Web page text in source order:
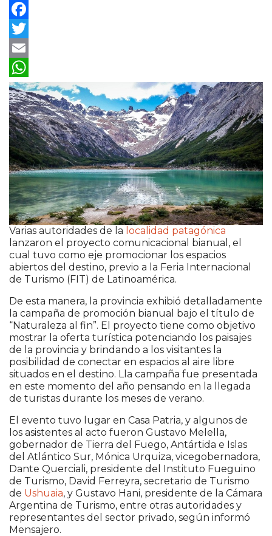
Facebook
Twitter
Email
WhatsApp
Varias autoridades de la localidad patagónica
lanzaron el proyecto comunicacional bianual, el
cual tuvo como eje promocionar los espacios
abiertos del destino, previo a la Feria Internacional
de Turismo (FIT) de Latinoamérica.
De esta manera, la provincia exhibió detalladamente
la campaña de promoción bianual bajo el título de
“Naturaleza al fin”. El proyecto tiene como objetivo
mostrar la oferta turística potenciando los paisajes
de la provincia y brindando a los visitantes la
posibilidad de conectar en espacios al aire libre
situados en el destino. Lla campaña fue presentada
en este momento del año pensando en la llegada
de turistas durante los meses de verano.
El evento tuvo lugar en Casa Patria, y algunos de
los asistentes al acto fueron Gustavo Melella,
gobernador de Tierra del Fuego, Antártida e Islas
del Atlántico Sur, Mónica Urquiza, vicegobernadora,
Dante Querciali, presidente del Instituto Fueguino
de Turismo, David Ferreyra, secretario de Turismo
de Ushuaia, y Gustavo Hani, presidente de la Cámara
Argentina de Turismo, entre otras autoridades y
representantes del sector privado, según informó
Mensajero.